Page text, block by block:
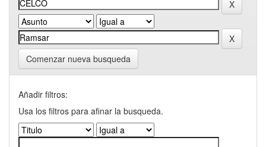
Comenzar nueva busqueda
Añadir filtros:
Usa los filtros para afinar la busqueda.